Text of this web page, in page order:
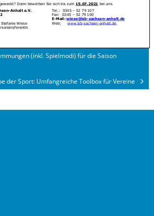
(inkl. Spielmodi) für die Saison
der Sport: Umfangreiche Toolbox für Vereine